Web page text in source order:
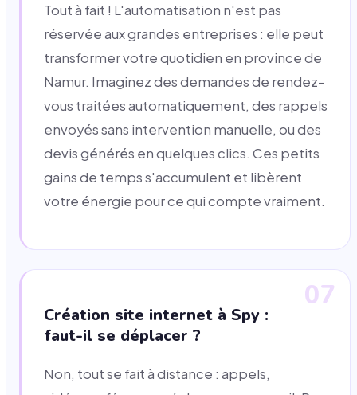
Tout à fait ! L'automatisation n'est pas
réservée aux grandes entreprises : elle peut
transformer votre quotidien en province de
Namur. Imaginez des demandes de rendez-
vous traitées automatiquement, des rappels
envoyés sans intervention manuelle, ou des
devis générés en quelques clics. Ces petits
gains de temps s'accumulent et libèrent
votre énergie pour ce qui compte vraiment.
07
Création site internet à Spy :
faut-il se déplacer ?
Non, tout se fait à distance : appels,